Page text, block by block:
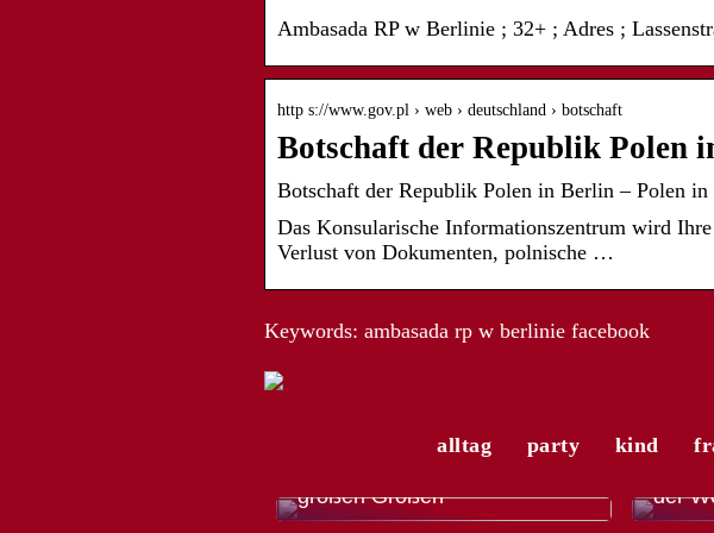
Ambasada RP w Berlinie ; 32+ ; Adres ;
http s://www.gov.pl › web › deutschland › botschaft
Botschaft der Republik Polen
Botschaft der Republik Polen in Berlin – Polen
Das Konsularische Informationszentrum wird
Verlust von Dokumenten, polnische …
Keywords: ambasada rp w berlinie facebook
alltag party kind
Die modische Vielfalt der
großen Größen
der